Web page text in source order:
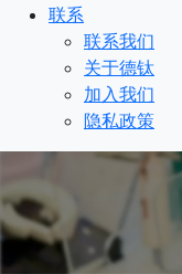
联系
联系我们
关于德钛
加入我们
隐私政策